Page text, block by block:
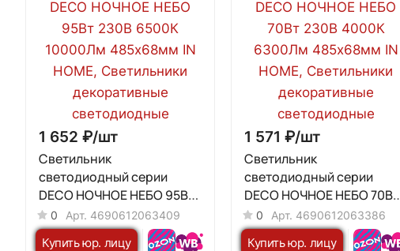
1 652 ₽/шт
Светильник
светодиодный серии
DECO НОЧНОЕ НЕБО 95Вт
230В 6500К 10000Лм
485х68мм IN HOME
0 Арт. 4690612063409
Купить юр. лицу
1 571 ₽/шт
Светильник
светодиодный серии
DECO НОЧНОЕ НЕБО 70Вт
230В 4000К 6300Лм
485х68мм IN HOME
0 Арт. 4690612063386
Купить юр. лицу